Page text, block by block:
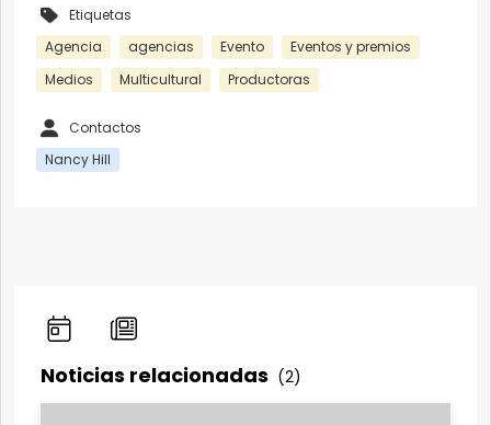
Etiquetas
Agencia
agencias Evento
Eventos y premios
Medios
Multicultural Productoras
Contactos
Nancy Hill
Noticias relacionadas (2)